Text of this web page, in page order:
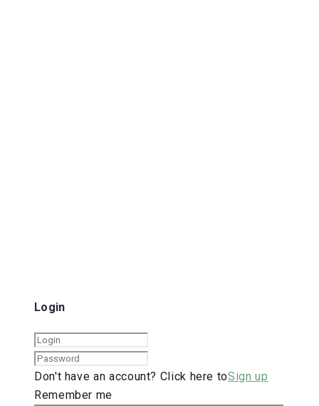
Login
Don't have an account? Click here toSign up
Remember me